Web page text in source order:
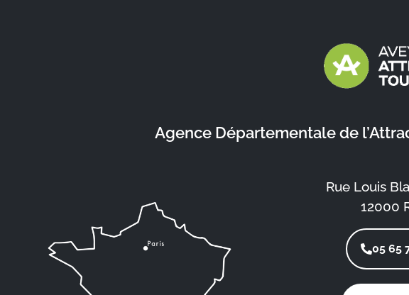
Agence Départementale de
Rue Louis
12000
05 65